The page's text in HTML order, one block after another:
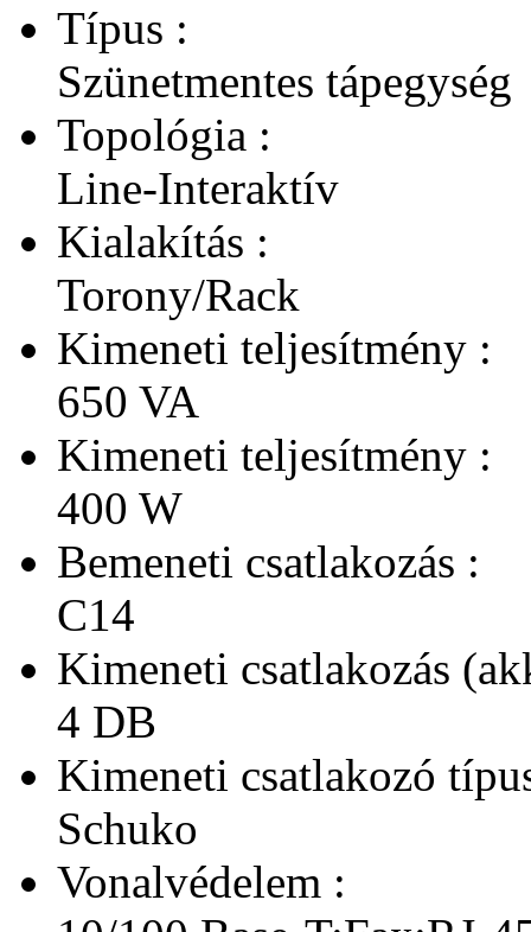
Típus :
Szünetmentes tápegység
Topológia :
Line-Interaktív
Kialakítás :
Torony/Rack
Kimeneti teljesítmény :
650 VA
Kimeneti teljesítmény :
400 W
Bemeneti csatlakozás :
C14
Kimeneti csatlakozás
4 DB
Kimeneti csatlakozó
Schuko
Vonalvédelem :